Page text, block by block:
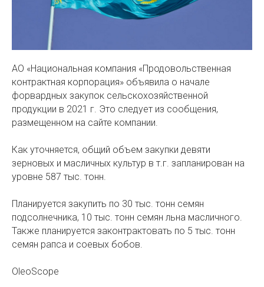
АО «Национальная компания «Продовольственная
контрактная корпорация» объявила о начале
форвардных закупок сельскохозяйственной
продукции в 2021 г. Это следует из сообщения,
размещенном на сайте компании.
Как уточняется, общий объем закупки девяти
зерновых и масличных культур в т.г. запланирован на
уровне 587 тыс. тонн.
Планируется закупить по 30 тыс. тонн семян
подсолнечника, 10 тыс. тонн семян льна масличного.
Также планируется законтрактовать по 5 тыс. тонн
семян рапса и соевых бобов.
OleoScope